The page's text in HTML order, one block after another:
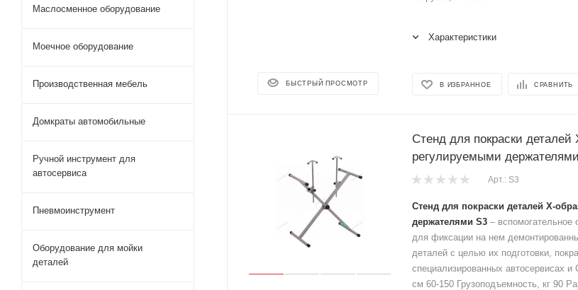
БЫСТРЫЙ ПРОСМОТР
Характеристики
В ИЗБРАННОЕ СРАВНИТЬ
Стенд для покраски деталей
регулируемыми
Арт.: S3
Стенд для покраски деталей Х-
держателями S3 – вспомогательное
для фиксации на нем
деталей с целью их подготовки,
специализированных автосервисах
см 60-150 Грузоподъемность, кг 90
Маслосменное оборудование
Моечное оборудование
Производственная мебель
Домкраты автомобильные
Ручной инструмент для
автосервиса
Пневмоинструмент
Оборудование для мойки
деталей